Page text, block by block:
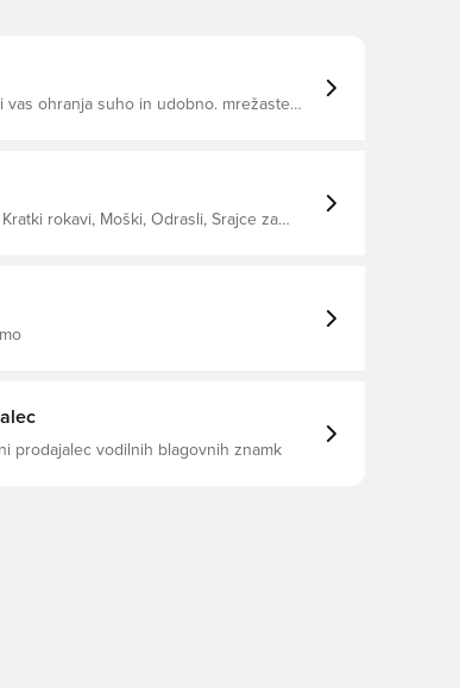
ohranja suho in udobno. mrežaste
rokavi, Moški, Odrasli, Srajce za
prodajalec vodilnih blagovnih znamk